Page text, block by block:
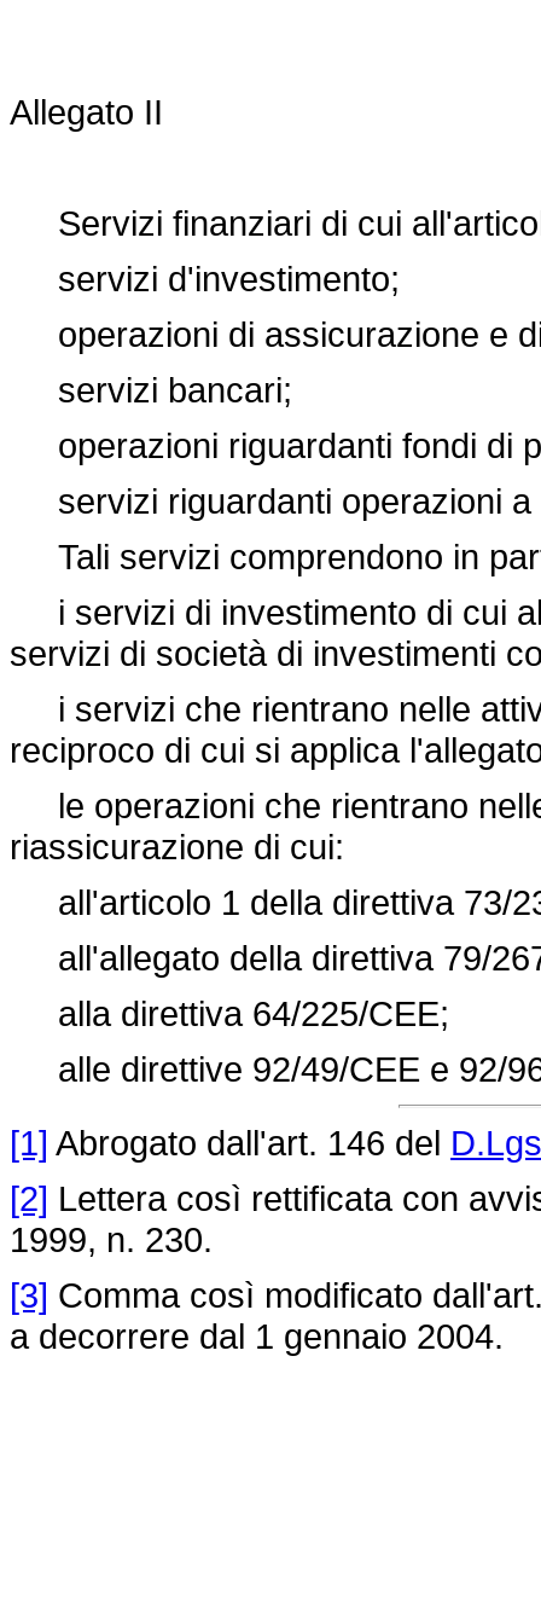
Allegato II
Servizi finanziari di cui
servizi d'investimento;
operazioni di assicurazione e
servizi bancari;
operazioni riguardanti fondi di
servizi riguardanti operazioni a
Tali servizi comprendono in
i servizi di investimento di cui
servizi di società di investimenti
i servizi che rientrano nelle
reciproco di cui si applica
le operazioni che rientrano
riassicurazione di cui:
all'articolo 1 della direttiva 73/
all'allegato della direttiva 79/
alla direttiva 64/225/CEE;
alle direttive 92/49/CEE e 92/
[1] Abrogato dall'art. 146 del
[2] Lettera così rettificata con
1999, n. 230.
[3] Comma così modificato
a decorrere dal 1 gennaio 2004.